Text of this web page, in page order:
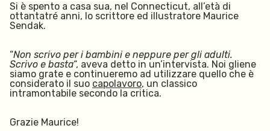
Si è spento a casa sua, nel Connecticut, all’età di
ottantatré anni, lo scrittore ed illustratore Maurice
Sendak.
“Non scrivo per i bambini e neppure per gli adulti.
Scrivo e basta“, aveva detto in un’intervista. Noi gliene
siamo grate e continueremo ad utilizzare quello che è
considerato il suo capolavoro, un classico
intramontabile secondo la critica.
Grazie Maurice!